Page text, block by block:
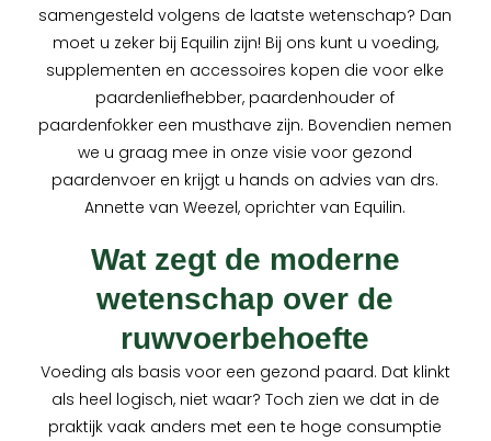
samengesteld volgens de laatste wetenschap? Dan
moet u zeker bij Equilin zijn! Bij ons kunt u voeding,
supplementen en accessoires kopen die voor elke
paardenliefhebber, paardenhouder of
paardenfokker een musthave zijn. Bovendien nemen
we u graag mee in onze visie voor gezond
paardenvoer en krijgt u hands on advies van drs.
Annette van Weezel, oprichter van Equilin.
Wat zegt de moderne
wetenschap over de
ruwvoerbehoefte
Voeding als basis voor een gezond paard. Dat klinkt
als heel logisch, niet waar? Toch zien we dat in de
praktijk vaak anders met een te hoge consumptie